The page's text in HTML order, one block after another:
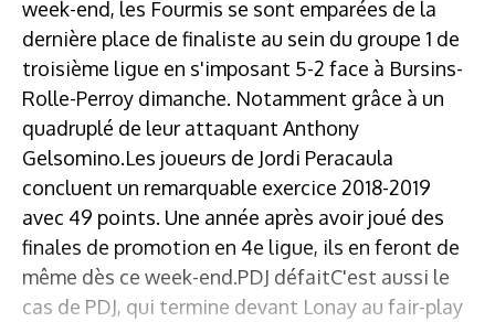
week-end, les Fourmis se sont emparées de la
dernière place de finaliste au sein du groupe 1 de
troisième ligue en s'imposant 5-2 face à Bursins-
Rolle-Perroy dimanche. Notamment grâce à un
quadruplé de leur attaquant Anthony
Gelsomino.Les joueurs de Jordi Peracaula
concluent un remarquable exercice 2018-2019
avec 49 points. Une année après avoir joué des
finales de promotion en 4e ligue, ils en feront de
même dès ce week-end.PDJ défaitC'est aussi le
cas de PDJ, qui termine devant Lonay au fair-play